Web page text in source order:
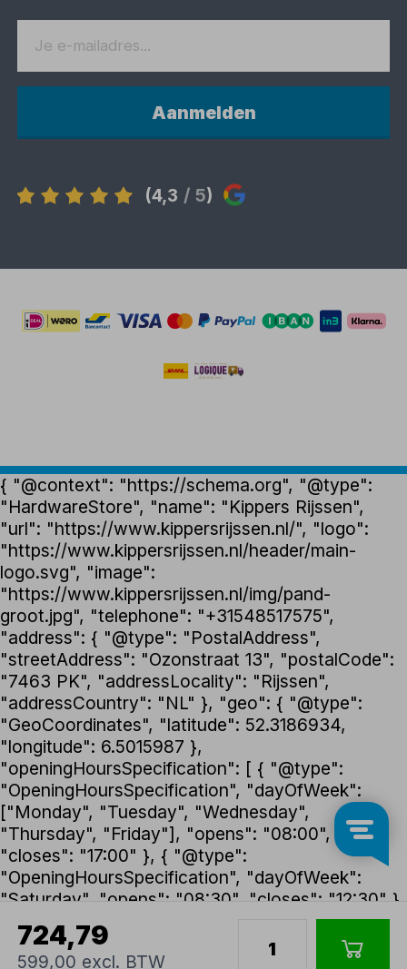
724,79
599,00 excl. BTW
Aanmelden
(4,3 / 5)
{ "@context": "https://schema.org", "@type":
"HardwareStore", "name": "Kippers Rijssen",
"url": "https://www.kippersrijssen.nl/", "logo":
"https://www.kippersrijssen.nl/header/main-
logo.svg", "image":
"https://www.kippersrijssen.nl/img/pand-
groot.jpg", "telephone": "+31548517575",
"address": { "@type": "PostalAddress",
"streetAddress": "Ozonstraat 13", "postalCode":
"7463 PK", "addressLocality": "Rijssen",
"addressCountry": "NL" }, "geo": { "@type":
"GeoCoordinates", "latitude": 52.3186934,
"longitude": 6.5015987 },
"openingHoursSpecification": [ { "@type":
"OpeningHoursSpecification", "dayOfWeek":
["Monday", "Tuesday", "Wednesday",
"Thursday", "Friday"], "opens": "08:00",
"closes": "17:00" }, { "@type":
"OpeningHoursSpecification", "dayOfWeek":
"Saturday", "opens": "08:30", "closes": "12:30" }
], "foundingDate": "1992", "founder": { "@type":
"Person", "name": "Henk Kippers" },
"paymentAccepted": ["iDEAL", "Bancontact",